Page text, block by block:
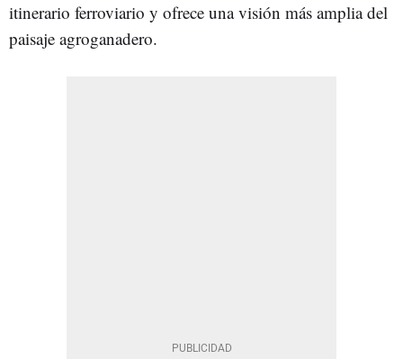
itinerario ferroviario y ofrece una visión más amplia del
paisaje agroganadero.